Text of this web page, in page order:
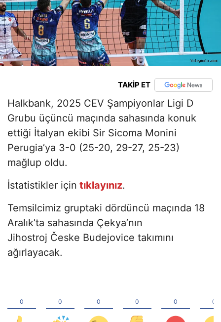
TAKİP ET
Halkbank, 2025 CEV Şampiyonlar Ligi D
Grubu üçüncü maçında sahasında konuk
ettiği İtalyan ekibi Sir Sicoma Monini
Perugia’ya 3-0 (25-20, 29-27, 25-23)
mağlup oldu.
İstatistikler için tıklayınız.
Temsilcimiz gruptaki dördüncü maçında 18
Aralık’ta sahasında Çekya’nın
Jihostroj Česke Budejovice takımını
ağırlayacak.